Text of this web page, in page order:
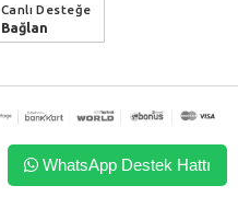
Canlı Desteğe
Bağlan
WhatsApp Destek Hattı